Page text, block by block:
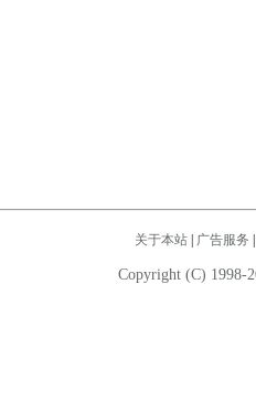
关于本站| 广告服务
Copyright (C) 1998-